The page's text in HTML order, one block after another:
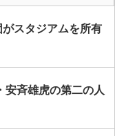
スタジアムを所有
安斉雄虎の第二の人